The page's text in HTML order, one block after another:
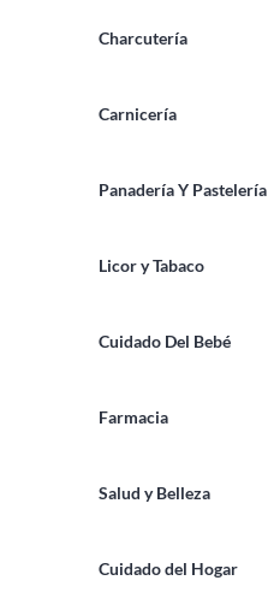
Charcutería
Carnicería
Panadería Y Pastelería
Licor y Tabaco
Cuidado Del Bebé
Farmacia
Salud y Belleza
Cuidado del Hogar